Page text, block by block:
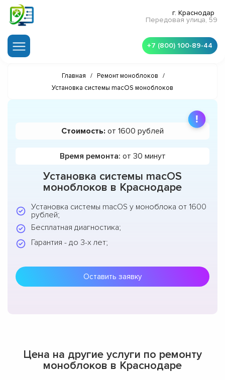
г. Краснодар
Передовая улица, 59
+7 (800) 100-89-44
Главная / Ремонт моноблоков
/
Установка системы macOS моноблоков
Установка системы macOS
моноблоков в Краснодаре
Установка системы macOS у моноблока от 1600
рублей;
Бесплатная диагностика;
Гарантия - до 3-х лет;
Оставить заявку
Стоимость: от 1600 рублей
Время ремонта: от 30 минут
Цена на другие услуги по ремонту
моноблоков в Краснодаре